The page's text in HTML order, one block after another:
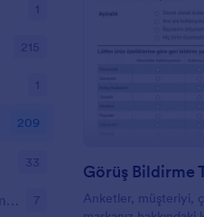
Görüş Bildirme
Anketler, müşteriyi,
1
215
1
209
33
Seyahat Geri Bildirim Formları 7